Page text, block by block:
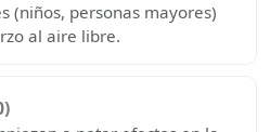
(niños, personas mayores)
al aire libre.